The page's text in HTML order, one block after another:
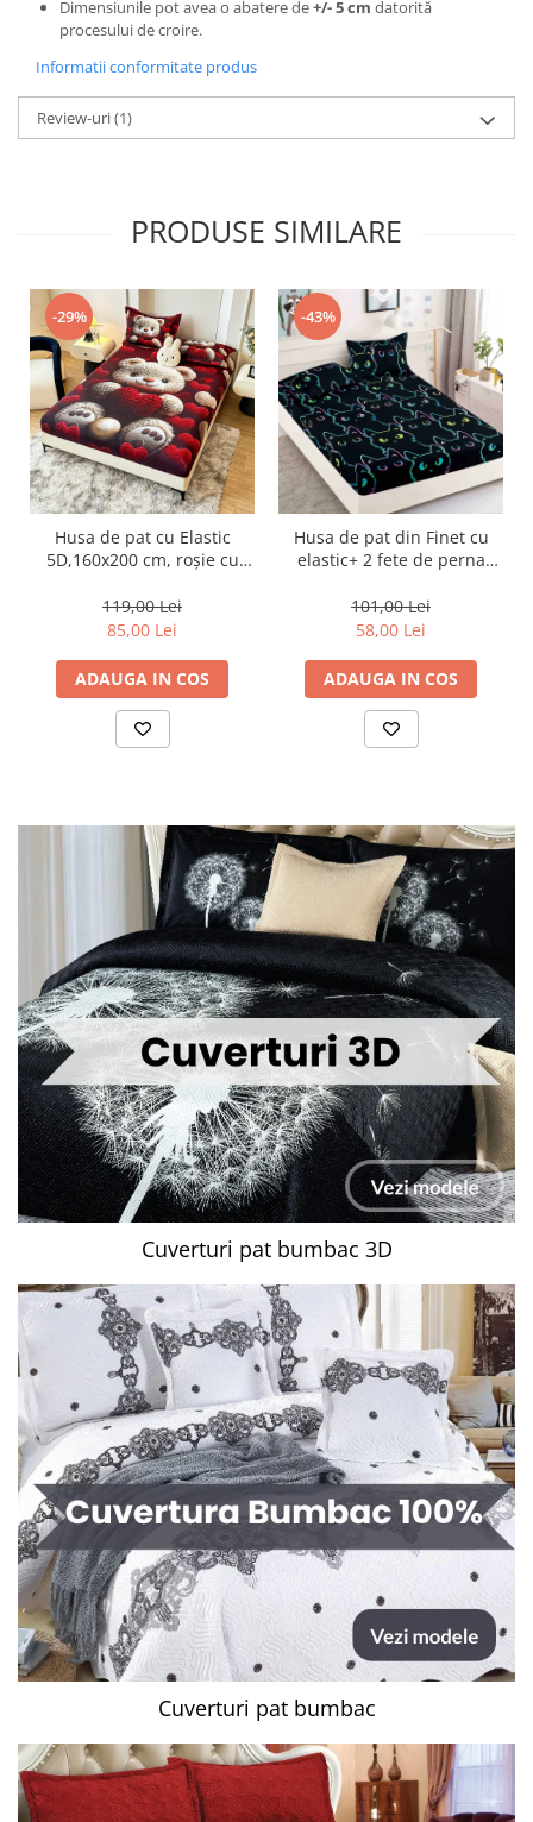
Dimensiunile pot avea o abatere de+/- 5 cm datorită
procesului de croire.
Informatii conformitate produs
Review-uri(1)
PRODUSE SIMILARE
-29%
Husa de pat cu Elastic
5D,160x200 cm, roșie cu
119,00 Lei
85,00 Lei
ADAUGA IN COS
-43%
Husa de pat din Finet cu
elastic+ 2 fete de perna
101,00 Lei
58,00 Lei
ADAUGA IN COS
Cuverturi pat bumbac 3D
Cuverturi pat bumbac